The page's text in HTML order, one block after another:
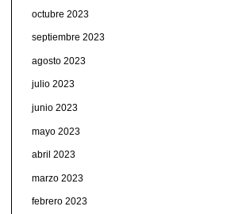
octubre 2023
septiembre 2023
agosto 2023
julio 2023
junio 2023
mayo 2023
abril 2023
marzo 2023
febrero 2023